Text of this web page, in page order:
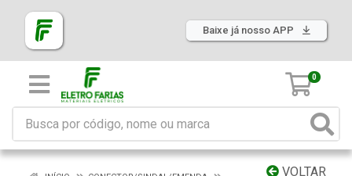
Baixe já nosso APP
0
VOLTAR